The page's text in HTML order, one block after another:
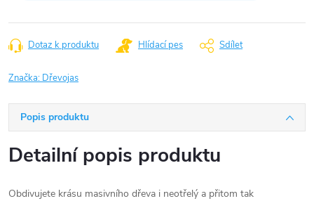
Dotaz k produktu Hlídací pes Sdílet
Značka: Dřevojas
Popis produktu
Detailní popis produktu
Obdivujete krásu masivního dřeva i neotřelý a přitom tak